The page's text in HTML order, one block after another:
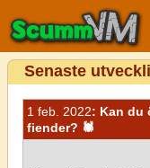
Senaste
1 feb. 2022: Kan du
fiender? 🕷